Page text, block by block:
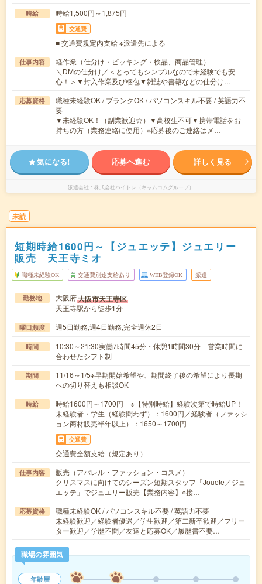
時給 時給1,500円～1,875円
交通費
■ 交通費規定内支給 ※派遣先による
仕事内容
軽作業（仕分け・ピッキング・検品、商品管理）
＼DMの仕分け／＜とってもシンプルなので未経験でも安
心！＞▼封入作業及び梱包▼雑誌や書籍などの仕分け…
応募資格
職種未経験OK / ブランクOK / パソコンスキル不要 / 英語力不
要
▼未経験OK！（副業歓迎☆）▼高校生不可▼携帯電話をお
持ちの方（業務連絡に使用）※応募後のご連絡はメ…
気になる! 応募へ進む 詳しく見る
派遣会社 株式会社バイトレ（キャムコムグループ）
未読
短期時給1600円～【ジュエッテ】ジュエリー
販売 天王寺ミオ
職種未経験OK 交通費別途支給あり WEB登録OK 派遣
勤務地 大阪府大阪市天王寺区
天王寺駅から徒歩1分
曜日頻度 週5日勤務,週4日勤務,完全週休2日
時間
10:30～21:30実働7時間45分・休憩1時間30分 営業時間に
合わせたシフト制
期間
11/16～1/5※早期開始希望や、期間終了後の希望により長期
への切り替えも相談OK
時給
時給1600円～1700円 ※【特別時給】経験次第で時給UP！
未経験者・学生（経験問わず）：1600円／経験者（ファッシ
ョン商材販売半年以上）：1650～1700円
交通費
交通費全額支給（規定あり）
仕事内容
販売（アパレル・ファッション・コスメ）
クリスマスに向けてのシーズン短期スタッフ「Jouete／ジュ
エッテ」でジュエリー販売【業務内容】○接…
応募資格
職種未経験OK / パソコンスキル不要 / 英語力不要
未経験歓迎／経験者優遇／学生歓迎／第二新卒歓迎／フリー
ター歓迎／学歴不問／友達と応募OK／履歴書不要…
職場の雰囲気
年齢層